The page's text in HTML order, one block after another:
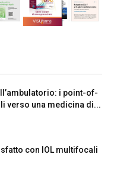
i point-of-
verso una medicina di...
con IOL multifocali